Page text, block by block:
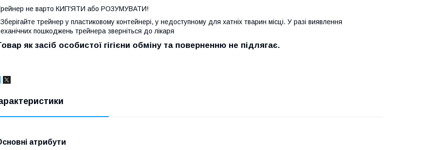
не варто КИП'ЯТИ або РОЗУМУВАТИ!
трейнер у пластиковому контейнері, у недоступному для хатніх тварин місці. У разі виявлення
пошкоджень трейнера зверніться до лікаря
як засіб особистої гігієни обміну та поверненню не підлягає.
атрибути